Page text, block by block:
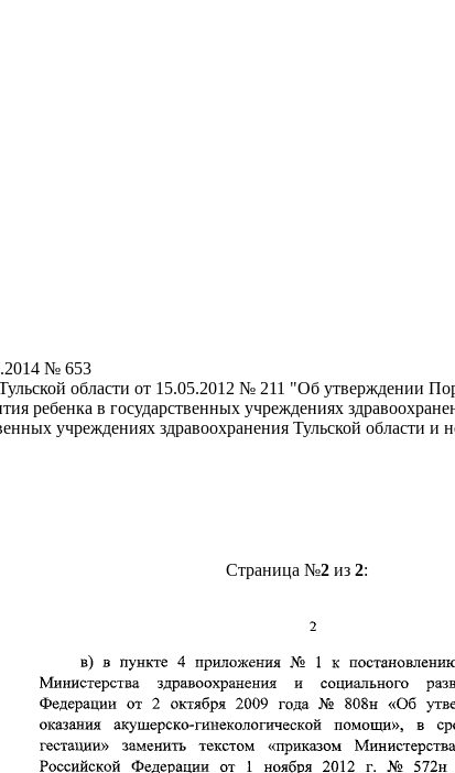
№ 653
области от 15.05.2012 № 211 "Об утверждении
ребенка в государственных учреждениях
учреждениях здравоохранения Тульской области и
Страница №2из 2: